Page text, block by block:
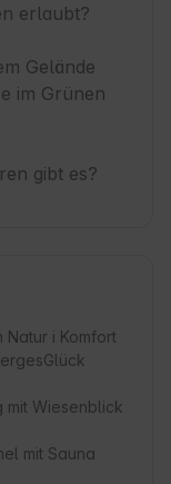
erlaubt?
Gelände
im Grünen
gibt es?
Natur i Komfort
mit Wiesenblick
mit Sauna